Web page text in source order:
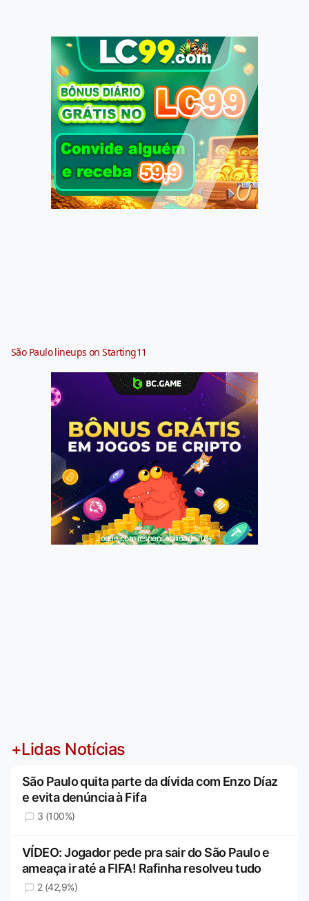
São Paulo lineups on Starting11
Jogue com responsabilidade. 18+
+Lidas Notícias
São Paulo quita parte da dívida com Enzo Díaz
e evita denúncia à Fifa
3 (100%)
VÍDEO: Jogador pede pra sair do São Paulo e
ameaça ir até a FIFA! Rafinha resolveu tudo
2 (42,9%)